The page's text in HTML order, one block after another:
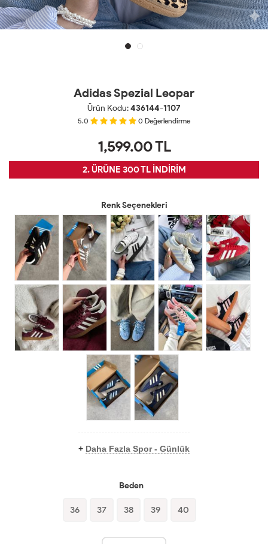
Adidas Spezial Leopar
Ürün Kodu:436144-1107
5.0 0 Değerlendirme
1,599.00TL
2. ÜRÜNE 300 TL İNDİRİM
Renk Seçenekleri
+ Daha Fazla Spor - Günlük
Beden
36 37 38 39 40